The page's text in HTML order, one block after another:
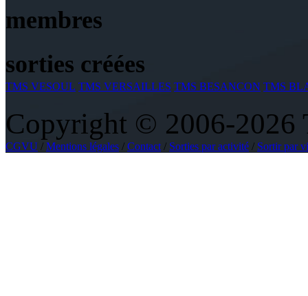
membres
sorties créées
TMS VESOUL TMS VERSAILLES TMS BESANCON TMS
Copyright © 2006-2026
CGVU / Mentions légales / Contact / Sorties par activité / Sortir par